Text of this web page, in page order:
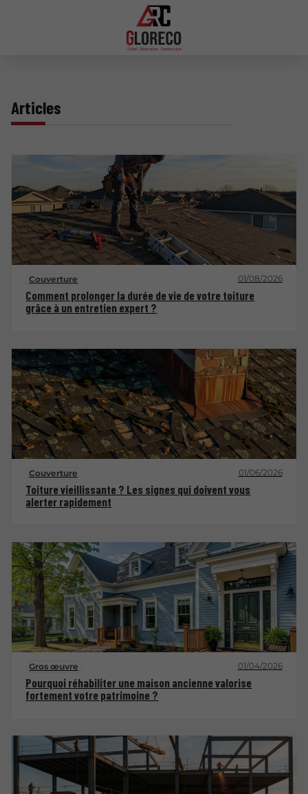
Articles
Couverture 01/08/2026
Comment prolonger la durée de vie de votre toiture
grâce à un entretien expert ?
Couverture 01/06/2026
Toiture vieillissante ? Les signes qui doivent vous
alerter rapidement
Gros œuvre 01/04/2026
Pourquoi réhabiliter une maison ancienne valorise
fortement votre patrimoine ?